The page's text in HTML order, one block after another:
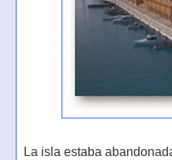
La isla estaba